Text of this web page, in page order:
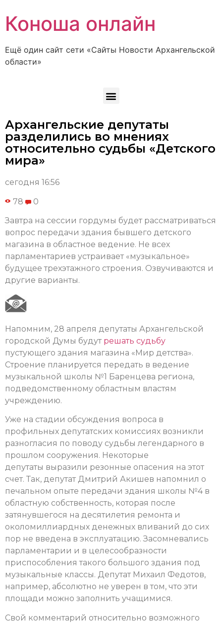
Коноша онлайн
Ещё один сайт сети «Сайты Новости Архангельской
области»
Архангельские депутаты
разделились во мнениях
относительно судьбы «Детского
мира»
сегодня 16:56
78 0
Завтра на сессии гордумы будет рассматриваться
вопрос передачи здания бывшего детского
магазина в областное ведение. Не всех
парламентариев устраивает «музыкальное»
будущее трехэтажного строения. Озвучиваются и
другие варианты.
Напомним, 28 апреля депутаты Архангельской
городской Думы будут решать судьбу
пустующего здания магазина «Мир детства».
Строение планируется передать в ведение
музыкальной школы №1 Баренцева региона,
подведомственному областным властям
учреждению.
Уже на стадии обсуждения вопроса в
профильных депутатских комиссиях возникли
разногласия по поводу судьбы легендарного в
прошлом сооружения. Некоторые
депутаты выразили резонные опасения на этот
счет. Так, депутат Дмитрий Акишев напомнил о
печальном опыте передачи здания школы №4 в
областную собственность, которая после
затянувшегося на десятилетия ремонта и
околомиллиардных денежных вливаний до сих
пор не введена в эксплуатацию. Засомневались
парламентарии и в целесообразности
приспособления такого большого здания под
музыкальные классы. Депутат Михаил Федотов,
например, абсолютно не уверен в том, что эти
площади можно заполнить учащимися.
Свой комментарий относительно возможного